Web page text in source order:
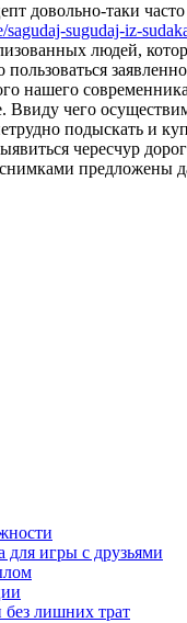
довольно-таки
sugudaj-iz-
людей,
нашего
чего
подыскать и
чересчур
предложены
игры с друзьями
лишних трат